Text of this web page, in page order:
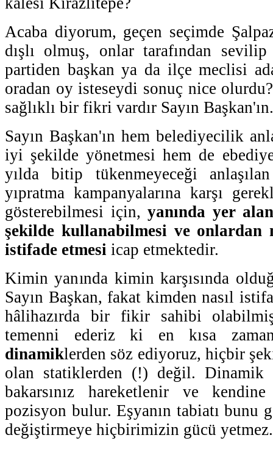
Acaba diyorum, geçen seçimde
dışlı olmuş, onlar tarafından
partiden başkan ya da ilçe meclisi
oradan oy isteseydi sonuç nice
sağlıklı bir fikri vardır Sayın
Sayın Başkan'ın hem belediyecilik
iyi şekilde yönetmesi hem de
yılda bitip tükenmeyeceği
yıpratma kampanyalarına karşı
gösterebilmesi için,yanında yer
şekilde kullanabilmesi ve onlardan
istifade etmesi icap etmektedir.
Kimin yanında kimin karşısında
Sayın Başkan, fakat kimden nasıl
hâlihazırda bir fikir sahibi
temenni ederiz ki en kısa
dinamiklerden söz ediyoruz, hiçbir
olan statiklerden (!) değil. Dinamik
bakarsınız hareketlenir ve
pozisyon bulur. Eşyanın tabiatı bunu
değiştirmeye hiçbirimizin gücü yetmez.